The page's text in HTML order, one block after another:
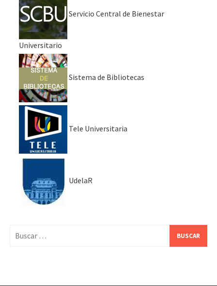
Servicio Central de Bienestar
Universitario
Sistema de Bibliotecas
Tele Universitaria
UdelaR